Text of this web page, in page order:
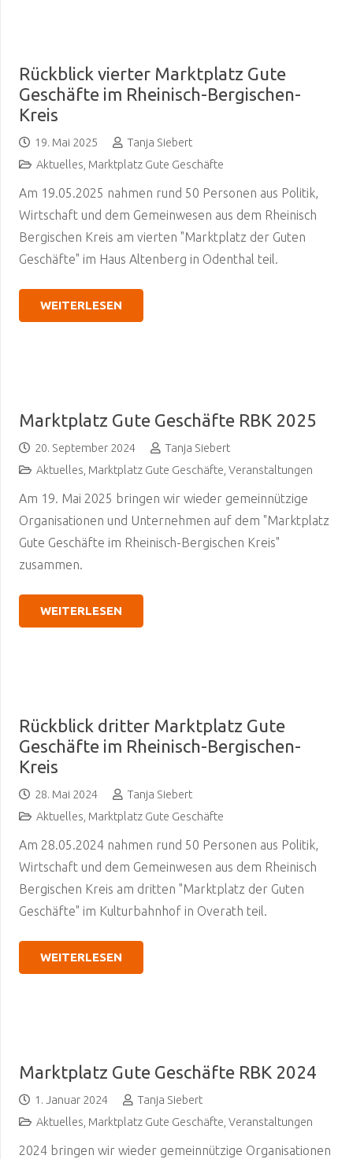
Rückblick vierter Marktplatz Gute
Geschäfte im Rheinisch-Bergischen-
Kreis
19. Mai 2025
Tanja Siebert
Aktuelles, Marktplatz Gute Geschäfte
Am 19.05.2025 nahmen rund 50 Personen aus Politik,
Wirtschaft und dem Gemeinwesen aus dem Rheinisch
Bergischen Kreis am vierten "Marktplatz der Guten
Geschäfte" im Haus Altenberg in Odenthal teil.
WEITERLESEN
Marktplatz Gute Geschäfte RBK 2025
20. September 2024
Tanja Siebert
Aktuelles, Marktplatz Gute Geschäfte, Veranstaltungen
Am 19. Mai 2025 bringen wir wieder gemeinnützige
Organisationen und Unternehmen auf dem "Marktplatz
Gute Geschäfte im Rheinisch-Bergischen Kreis"
zusammen.
WEITERLESEN
Rückblick dritter Marktplatz Gute
Geschäfte im Rheinisch-Bergischen-
Kreis
28. Mai 2024
Tanja Siebert
Aktuelles, Marktplatz Gute Geschäfte
Am 28.05.2024 nahmen rund 50 Personen aus Politik,
Wirtschaft und dem Gemeinwesen aus dem Rheinisch
Bergischen Kreis am dritten "Marktplatz der Guten
Geschäfte" im Kulturbahnhof in Overath teil.
WEITERLESEN
Marktplatz Gute Geschäfte RBK 2024
1. Januar 2024
Tanja Siebert
Aktuelles, Marktplatz Gute Geschäfte, Veranstaltungen
2024 bringen wir wieder gemeinnützige Organisationen